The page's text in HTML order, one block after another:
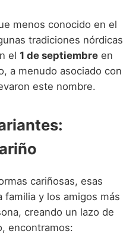
menos conocido en el
tradiciones nórdicas
el 1 de septiembre en
a menudo asociado con
este nombre.
cariñosas, esas
familia y los amigos más
creando un lazo de
encontramos: